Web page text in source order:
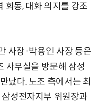
회동, 대화 의지를 강조
사장·박용인 사장 등은
사무실을 방문해 삼성
났다. 노조 측에서는 최
성전자지부 위원장과